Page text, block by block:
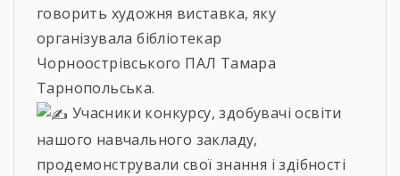
говорить художня виставка, яку
організувала бібліотекар
Чорноострівського ПАЛ Тамара
Тарнопольська.
Учасники конкурсу, здобувачі освіти
нашого навчального закладу,
продемонстрували свої знання і здібності